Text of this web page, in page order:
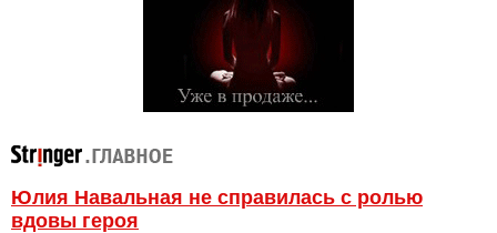
Юлия Навальная не справилась с ролью
вдовы героя